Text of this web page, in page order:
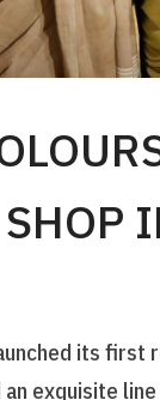
its first
exquisite